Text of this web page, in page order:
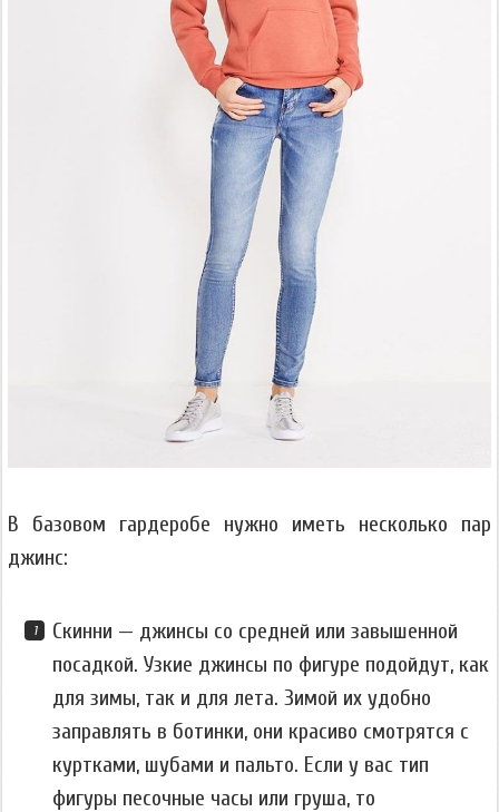
В базовом гардеробе нужно иметь несколько пар
джинс:
Скинни — джинсы со средней или завышенной
посадкой. Узкие джинсы по фигуре подойдут, как
для зимы, так и для лета. Зимой их удобно
заправлять в ботинки, они красиво смотрятся с
куртками, шубами и пальто. Если у вас тип
фигуры песочные часы или груша, то